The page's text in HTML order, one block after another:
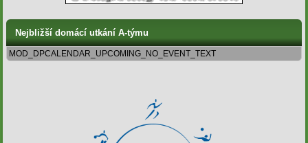
Nejbližší domácí utkání A-týmu
MOD_DPCALENDAR_UPCOMING_NO_EVENT_TEXT